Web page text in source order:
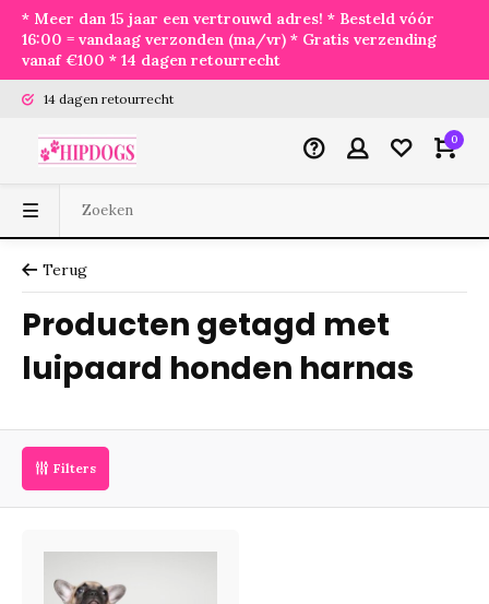
* Meer dan 15 jaar een vertrouwd adres! * Besteld vóór
16:00 = vandaag verzonden (ma/vr) * Gratis verzending
vanaf €100 * 14 dagen retourrecht
14 dagen retourrecht
0
Terug
Producten getagd met
luipaard honden harnas
Filters